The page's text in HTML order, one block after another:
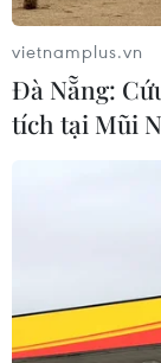
vietnamplus.vn
Đà Nẵng:
tích tại Mũi